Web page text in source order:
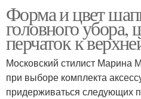
Форма и цвет
головного
перчаток к
Московский стилист Марина
при выборе комплекта
придерживаться следующих